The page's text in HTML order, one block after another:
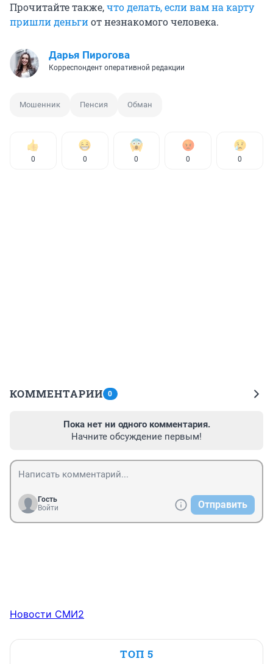
Прочитайте также,что делать, если вам на карту
пришли деньгиот незнакомого человека.
Дарья Пирогова
Корреспондент оперативной редакции
Мошенник Пенсия Обман
0 0 0 0 0
КОММЕНТАРИИ 0
Пока нет ни одного комментария.
Начните обсуждение первым!
Гость
Войти
Отправить
Новости СМИ2
ТОП 5